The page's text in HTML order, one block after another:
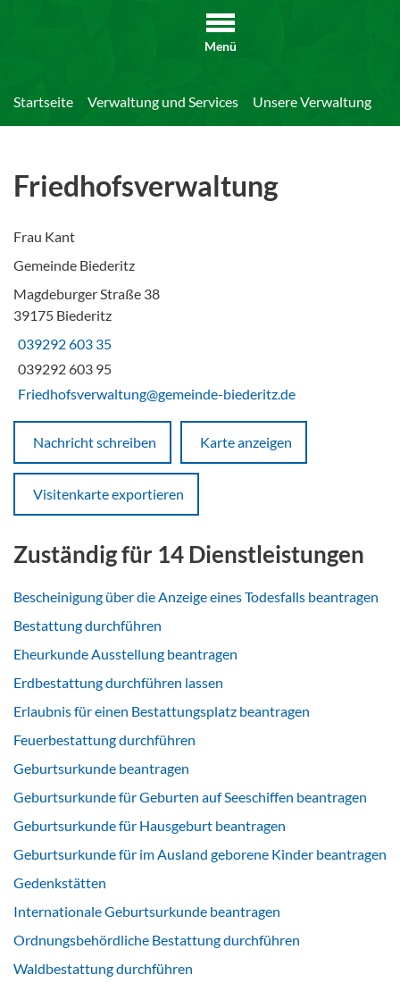
Menü
Startseite Verwaltung und Services Unsere Verwaltung
Friedhofsverwaltung
Frau Kant
Gemeinde Biederitz
Magdeburger Straße 38
39175 Biederitz
039292 603 35
039292 603 95
Friedhofsverwaltung@gemeinde-biederitz.de
Nachricht schreiben Karte anzeigen
Visitenkarte exportieren
Zuständig für 14 Dienstleistungen
Bescheinigung über die Anzeige eines Todesfalls beantragen
Bestattung durchführen
Eheurkunde Ausstellung beantragen
Erdbestattung durchführen lassen
Erlaubnis für einen Bestattungsplatz beantragen
Feuerbestattung durchführen
Geburtsurkunde beantragen
Geburtsurkunde für Geburten auf Seeschiffen beantragen
Geburtsurkunde für Hausgeburt beantragen
Geburtsurkunde für im Ausland geborene Kinder beantragen
Gedenkstätten
Internationale Geburtsurkunde beantragen
Ordnungsbehördliche Bestattung durchführen
Waldbestattung durchführen